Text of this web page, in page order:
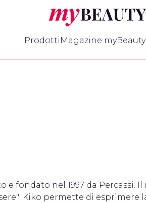
myBeauty
Prodotti Magazine myBeauty
fondato nel 1997 da Percassi.
Kiko permette di